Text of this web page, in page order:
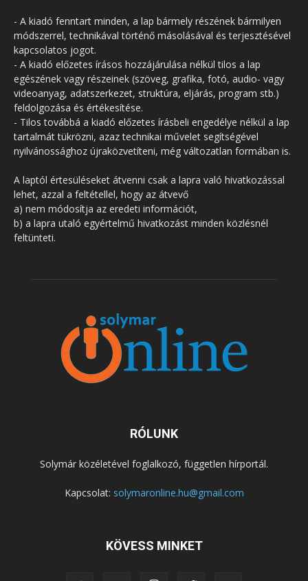
- A kiadó fenntart minden, a lap bármely részének bármilyen
módszerrel, technikával történő másolásával és terjesztésével
kapcsolatos jogot.
- A kiadó előzetes írásos hozzájárulása nélkül tilos a lap
egészének vagy részeinek (szöveg, grafika, fotó, audio- vagy
videoanyag, adatszerkezet, struktúra, eljárás, program stb.)
feldolgozása és értékesítése.
- Tilos továbbá a kiadó előzetes írásbeli engedélye nélkül a lap
tartalmát tükrözni, azaz technikai művelet segítségével
nyilvánossághoz újraközvetíteni, még változatlan formában is.
A laptól értesüléseket átvenni csak a lapra való hivatkozással
lehet, azzal a feltétellel, hogy az átvevő
a) nem módosítja az eredeti információt,
b) a lapra utaló egyértelmű hivatkozást minden közlésnél
feltünteti.
RÓLUNK
Solymár közéletével foglalkozó, független hírportál.
Kapcsolat: solymaronline.hu@gmail.com
KÖVESS MINKET